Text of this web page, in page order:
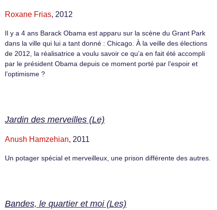
Roxane Frias, 2012
Il y a 4 ans Barack Obama est apparu sur la scène du Grant Park
dans la ville qui lui a tant donné : Chicago. À la veille des élections
de 2012, la réalisatrice a voulu savoir ce qu’a en fait été accompli
par le président Obama depuis ce moment porté par l’espoir et
l’optimisme ?
Jardin des merveilles (Le)
Anush Hamzehian, 2011
Un potager spécial et merveilleux, une prison différente des autres.
Bandes, le quartier et moi (Les)